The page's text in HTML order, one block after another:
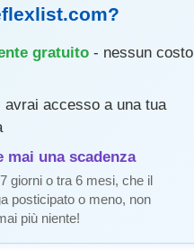
gratuito - nessun costo
avrai accesso a una tua
mai una scadenza
giorni o tra 6 mesi, che il
posticipato o meno, non
più niente!